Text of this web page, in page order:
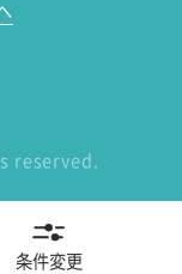
reserved.
条件変更